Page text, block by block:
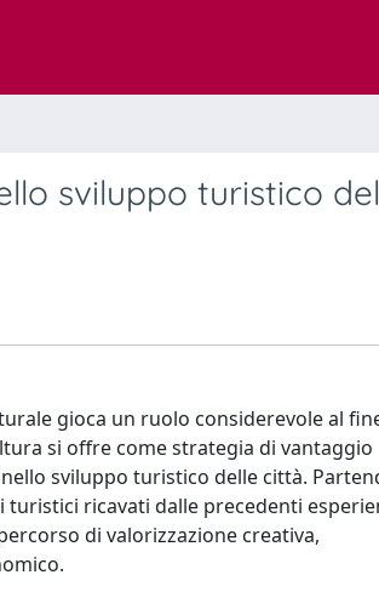
sviluppo turistico
gioca un ruolo considerevole al
si offre come strategia di vantaggio
sviluppo turistico delle città.
ricavati dalle precedenti
di valorizzazione creativa,